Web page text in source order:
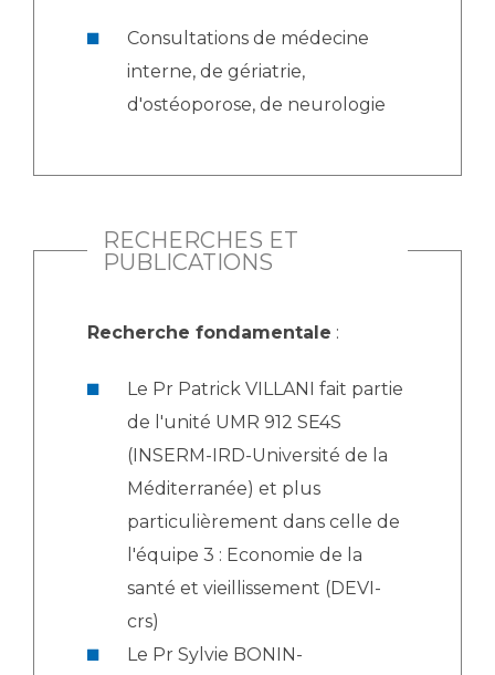
Consultations de médecine
interne, de gériatrie,
d'ostéoporose, de neurologie
RECHERCHES ET
PUBLICATIONS
Recherche fondamentale :
Le Pr Patrick VILLANI fait partie
de l'unité UMR 912 SE4S
(INSERM-IRD-Université de la
Méditerranée) et plus
particulièrement dans celle de
l'équipe 3 : Economie de la
santé et vieillissement (DEVI-
crs)
Le Pr Sylvie BONIN-